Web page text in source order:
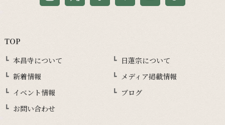
TOP
本昌寺について
日蓮宗について
新着情報
メディア掲載情報
イベント情報
ブログ
お問い合わせ